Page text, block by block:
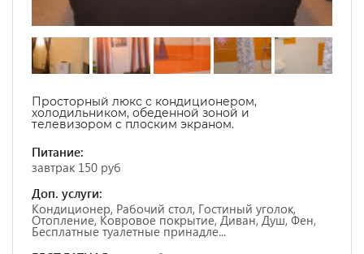
Просторный люкс с кондиционером,
холодильником, обеденной зоной и
телевизором с плоским экраном.
Питание:
завтрак 150 руб
Доп. услуги:
Кондиционер, Рабочий стол, Гостиный уголок,
Отопление, Ковровое покрытие, Диван, Душ, Фен,
Бесплатные туалетные принадле...